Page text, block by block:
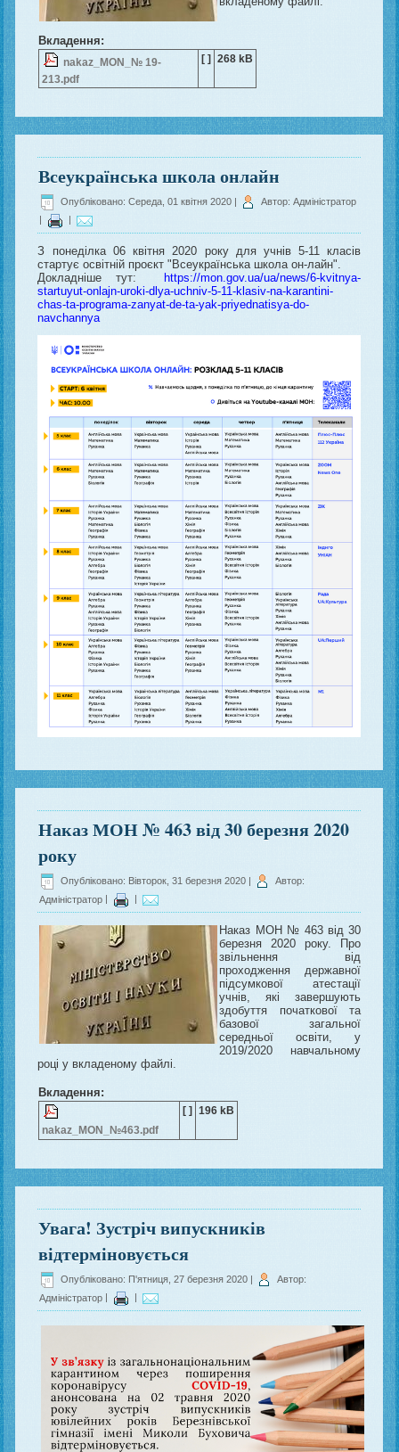
Вкладення:
nakaz_MON_№ 19-
213.pdf
[ ] 268 kB
Всеукраїнська школа онлайн
Опубліковано: Середа, 01 квітня 2020 |
Автор: Адміністратор
З понеділка 06 квітня 2020 року для учнів 5-11 класів
стартує освітній проєкт "Всеукраїнська школа он-лайн".
Докладніше тут:
https://mon.gov.ua/ua/news/6-kvitnya-
startuyut-onlajn-uroki-dlya-uchniv-5-11-klasiv-na-karantini-
chas-ta-programa-zanyat-de-ta-yak-priyednatisya-do-
navchannya
Наказ МОН № 463 від 30 березня 2020
року
Опубліковано: Вівторок, 31 березня 2020 |
Автор:
Адміністратор
Наказ МОН № 463 від 30
березня 2020 року. Про
звільнення від
проходження державної
підсумкової атестації
учнів, які завершують
здобуття початкової та
базової загальної
середньої освіти, у
2019/2020 навчальному
році у вкладеному файлі.
Вкладення:
nakaz_MON_№463.pdf
[ ] 196 kB
Увага! Зустріч випускників
відтерміновується
Опубліковано: П'ятниця, 27 березня 2020 |
Автор:
Адміністратор